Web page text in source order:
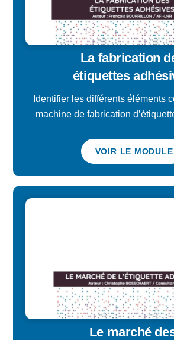
La fabrication
étiquettes
Identifier les différents éléments
machine de fabrication
VOIR LE MODULE
Le marché